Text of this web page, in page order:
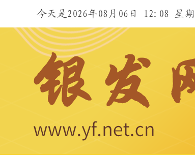
今天是2026年08月06日 12:08